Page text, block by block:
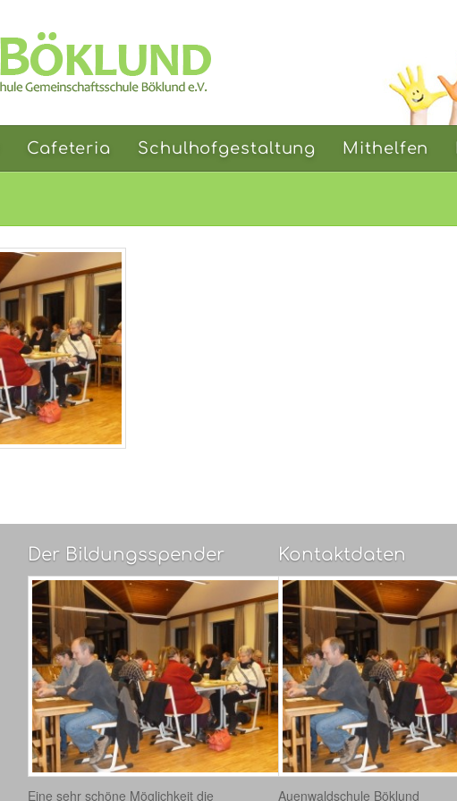
Cafeteria Schulhofgestaltung Mithelfen
Der Bildungsspender
Eine sehr schöne Möglichkeit die
Kontaktdaten
Auenwaldschule Böklund